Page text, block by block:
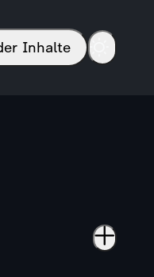
Inhalte